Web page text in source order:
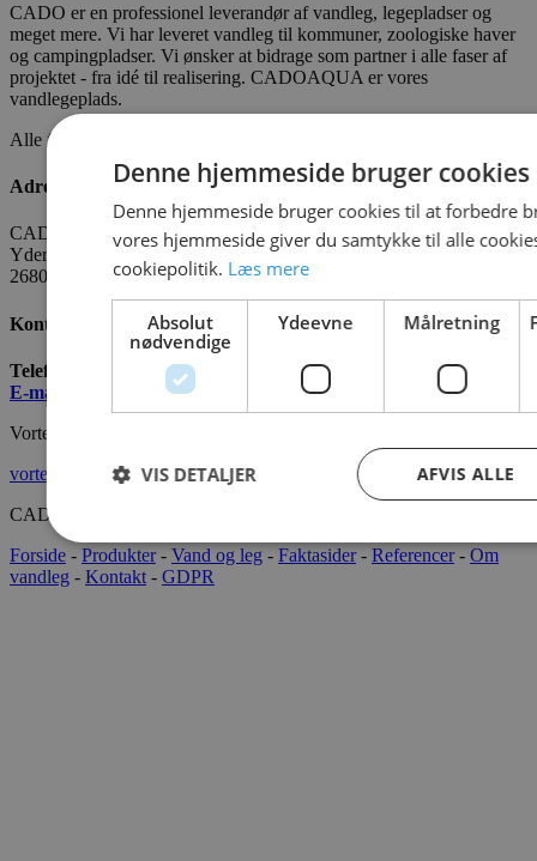
CADO er en professionel leverandør af vandleg, legepladser og
meget mere. Vi har leveret vandleg til kommuner, zoologiske haver
og campingpladser. Vi ønsker at bidrage som partner i alle faser af
projektet - fra idé til realisering. CADOAQUA er vores
vandlegeplads.
Alle fakta om CADO er tilgængelige
Adresse
CADO AQUA Danmark
Yderholmvej 35
2680 Solrød
Kontakt os
Telefon:
+45 7022 2628
E-mail
info@cado.dk
Vortex International
vortex-intl.com
CADOAQUA® 2022 Alle rettigheder forbeholdes.
Forside - Produkter- Vand og leg - Faktasider- Referencer- Om
vandleg - Kontakt - GDPR
Denne hjemmeside bruger cookies
Denne hjemmeside bruger cookies til at forbedre
vores hjemmeside giver du samtykke til alle
cookiepolitik. Læs mere
Absolut
nødvendige
Ydeevne Målretning
AFVIS ALLE
VIS DETALJER